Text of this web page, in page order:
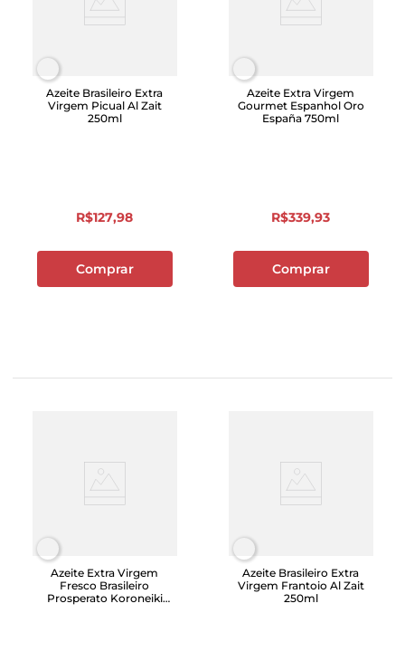
Azeite Brasileiro Extra
Virgem Picual Al Zait
250ml
R$127,98
Comprar
Azeite Extra Virgem
Gourmet Espanhol Oro
España 750ml
R$339,93
Comprar
Azeite Extra Virgem
Fresco Brasileiro
Prosperato Koroneiki
Azeite Brasileiro Extra
Virgem Frantoio Al Zait
250ml